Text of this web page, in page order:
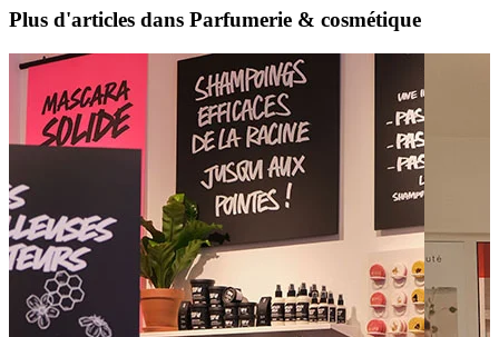
Plus d'articles dans Parfumerie & cosmétique